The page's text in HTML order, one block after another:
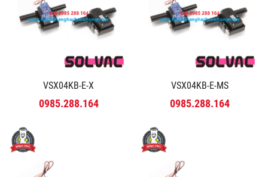
VSX04KB-E-X
0985.288.164
VSX04KB-E-MS
0985.288.164